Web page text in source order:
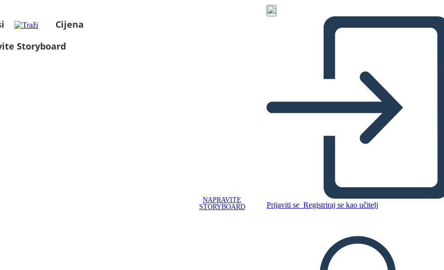
Cijena
Storyboard
NAPRAVITE
STORYBOARD
Prijaviti se Registriraj se kao učitelj